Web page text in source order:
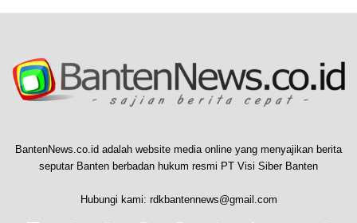
BantenNews.co.id adalah website media online yang menyajikan berita
seputar Banten berbadan hukum resmi PT Visi Siber Banten
Hubungi kami: rdkbantennews@gmail.com